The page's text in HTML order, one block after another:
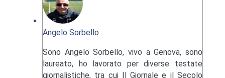
Angelo Sorbello
Sono Angelo Sorbello, vivo a Genova, sono
laureato, ho lavorato per diverse testate
giornalistiche, tra cui Il Giornale e il Secolo